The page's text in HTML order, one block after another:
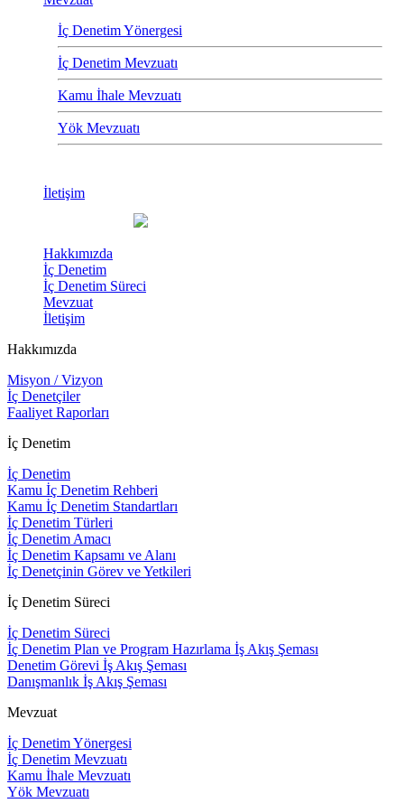
İç Denetim Yönergesi
İç Denetim Mevzuatı
Kamu İhale Mevzuatı
Yök Mevzuatı
İletişim
Hakkımızda
İç Denetim
İç Denetim Süreci
Mevzuat
İletişim
Hakkımızda
Misyon / Vizyon
İç Denetçiler
Faaliyet Raporları
İç Denetim
İç Denetim
Kamu İç Denetim Rehberi
Kamu İç Denetim Standartları
İç Denetim Türleri
İç Denetim Amacı
İç Denetim Kapsamı ve Alanı
İç Denetçinin Görev ve Yetkileri
İç Denetim Süreci
İç Denetim Süreci
İç Denetim Plan ve Program Hazırlama İş Akış Şeması
Denetim Görevi İş Akış Şeması
Danışmanlık İş Akış Şeması
Mevzuat
İç Denetim Yönergesi
İç Denetim Mevzuatı
Kamu İhale Mevzuatı
Yök Mevzuatı